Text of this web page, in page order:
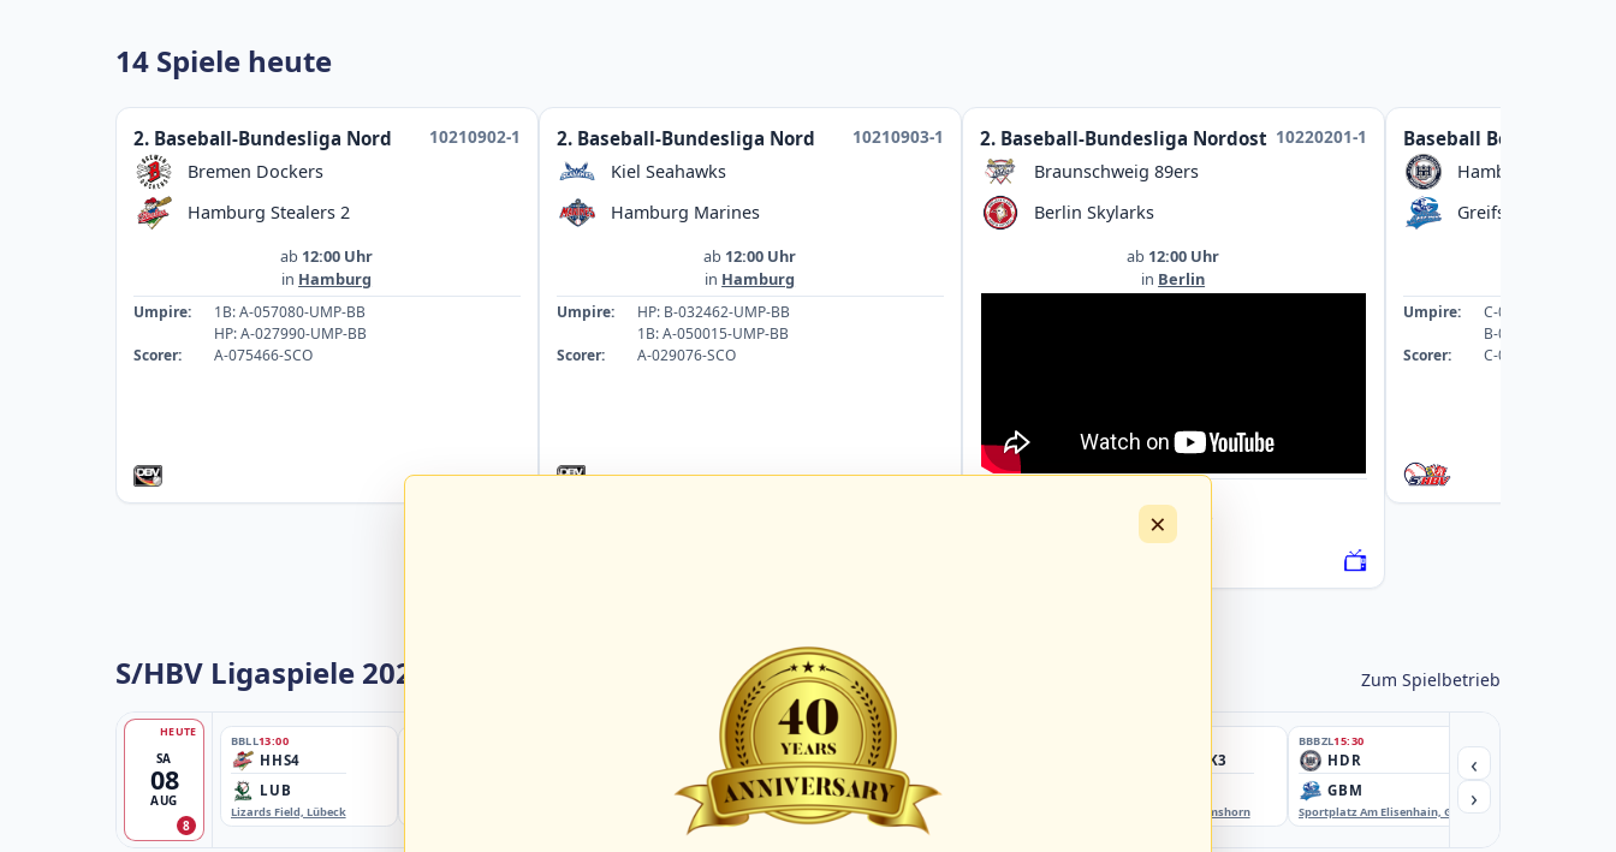
14 Spiele heute
2. Baseball-Bundesliga Nord
10210902-1
Bremen Dockers
Hamburg Stealers 2
ab 12:00 Uhr
in Hamburg
Umpire:
1B: A-057080-UMP-BB
HP: A-027990-UMP-BB
Scorer:
A-075466-SCO
2. Baseball-Bundesliga Nord
10210903-1
Kiel Seahawks
Hamburg Marines
ab 12:00 Uhr
in Hamburg
Umpire:
HP: B-032462-UMP-BB
1B: A-050015-UMP-BB
Scorer:
A-029076-SCO
2. Baseball-Bundesliga Nordost 10220201-1
Braunschweig 89ers
Berlin Skylarks
ab 12:00 Uhr
in Berlin
HP: A-040088-UMP-BB
B-076222-SCO
Baseball Bezirksliga
Hamburg
Greifswald Baltic
Umpire:
C-089059-UMP-BB
B-078542-UMP-BB
Scorer:
C-069253-SCO
S/HBV Ligaspiele 2026 Zum Spielbetrieb
SA
08
AUG
HEUTE
8
BBLL13:00
HHS4
LUB
Lizards Field, Lübeck Sportplatz Am Elisenhain, Greifswald-Eldena
BBBZL13:00
HWS2
KIL3
Förde Ballpark (Kilia-Sportplätze), Kiel
HSV/HHK3
EBE-Ballpark, Elmshorn
BBBZL15:30
HDR
GBM
Sportplatz Am Elisenhain, Greifswald-Eldena
Förde Ballpark (Kilia-
‹
›
×